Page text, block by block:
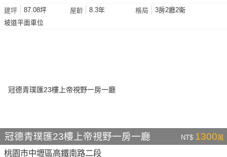
建坪 87.08坪 屋齡 8.3年 格局
3房2廳2衛
坡道平面車位
冠德青璞匯23樓上帝視野一房一廳 NT$ 1300萬
桃園市中壢區高鐵南路二段